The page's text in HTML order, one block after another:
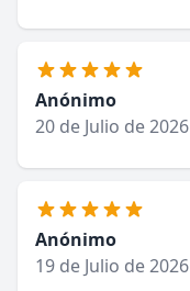
Anónimo
20 de Julio de 2026
Anónimo
19 de Julio de 2026